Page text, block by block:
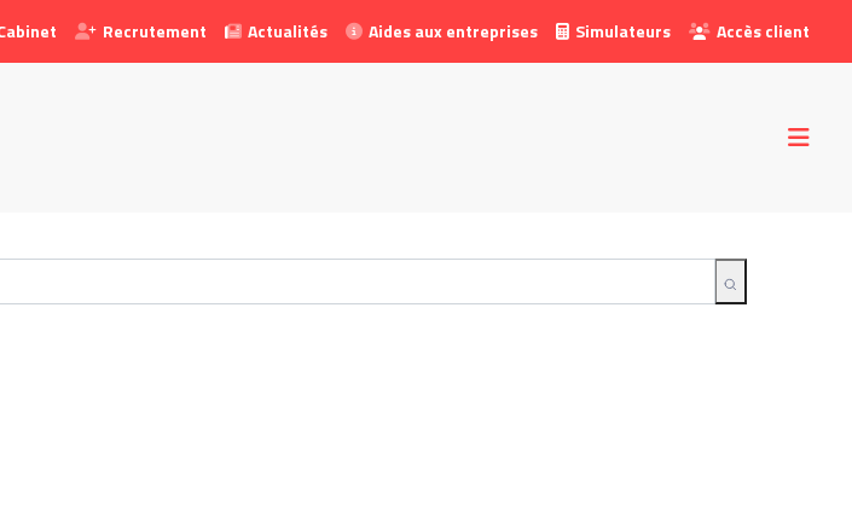
Recrutement Actualités Aides aux entreprises Simulateurs Accès client